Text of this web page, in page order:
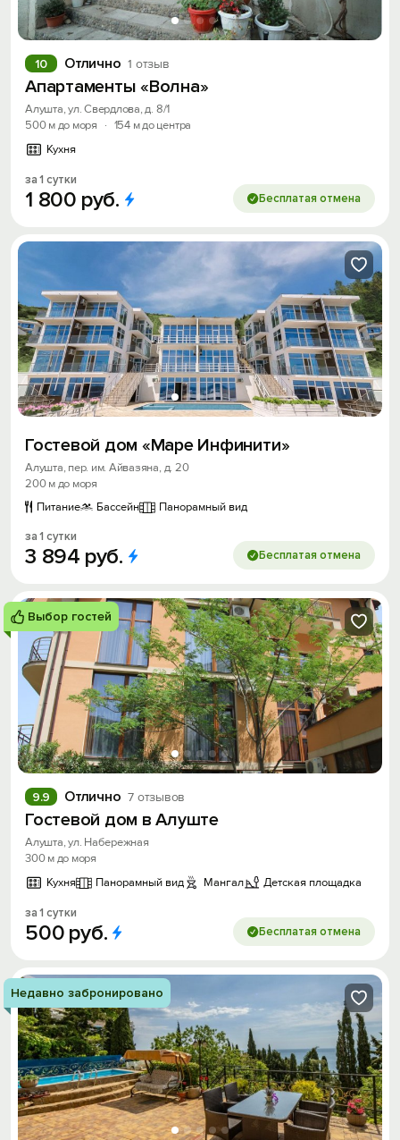
Отлично 1 отзыв
10
Апартаменты «Волна»
Алушта, ул. Свердлова, д. 8/1
500 м до моря
· 154 м до центра
Кухня
за 1 сутки
1 800 руб. Бесплатая отмена
Гостевой дом «Маре Инфинити»
Алушта, пер. им. Айвазяна, д. 20
200 м до моря
Питание
Бассейн Панорамный вид
за 1 сутки
3 894 руб. Бесплатая отмена
Выбор гостей
Отлично 7 отзывов
9.9
Гостевой дом в Алуште
Алушта, ул. Набережная
300 м до моря
Кухня
Панорамный вид Мангал Детская площадка
за 1 сутки
500 руб. Бесплатая отмена
Недавно забронировано